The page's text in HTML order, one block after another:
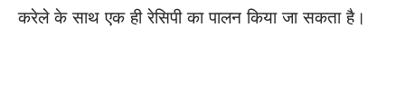
करेले के साथ एक ही रेसिपी का पालन किया जा सकता है।